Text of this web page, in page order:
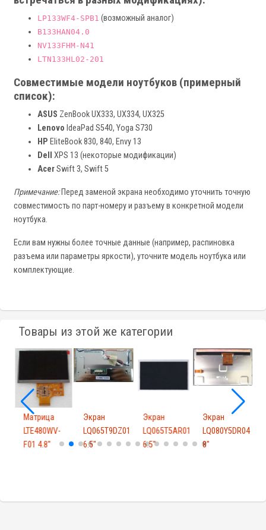
LP133WF4-SPB1 (возможный аналог)
B133HAN04.0
NV133FHM-N41
LTN133HL02-201
Совместимые модели ноутбуков (примерный
список):
ASUS ZenBook UX333, UX334, UX325
Lenovo IdeaPad S540, Yoga S730
HP EliteBook 830, 840, Envy 13
Dell
XPS 13 (некоторые модификации)
AcerSwift 3, Swift 5
Примечание:Перед заменой экрана необходимо уточнить точную
совместимость по парт-номеру и разъему в конкретной модели
ноутбука.
Если вам нужны более точные данные (например, распиновка
разъема или параметры яркости), уточните модель ноутбука или
комплектующие.
Товары из этой же категории
Матрица
LTE480WV-
F01 4.8"
Экран
LQ065T9DZ01
6.5"
Экран
LQ065T5AR01
6.5"
Экран
LQ080Y5DR04
8"